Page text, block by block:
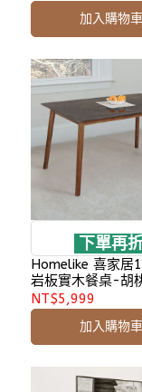
加入購物車
下單再
Homelike 喜家居
岩板實木餐桌-胡
(2517)
NT$5,999
加入購物車